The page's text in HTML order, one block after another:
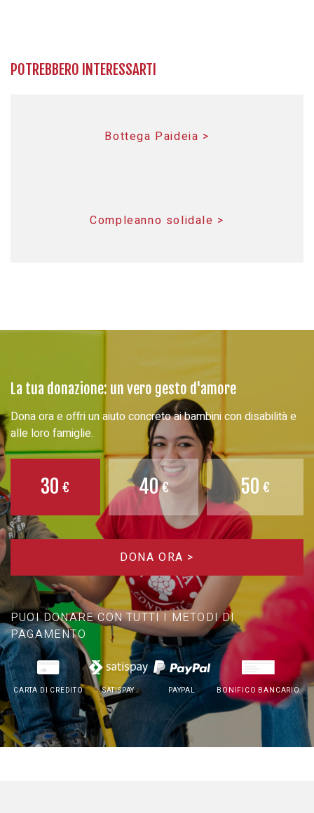
POTREBBERO INTERESSARTI
Bottega Paideia >
Compleanno solidale >
La tua donazione: un vero gesto d'amore
Dona ora e offri un aiuto concreto ai bambini con disabilità e
alle loro famiglie.
30 40 50
DONA ORA >
PUOI DONARE CON TUTTI I METODI DI
PAGAMENTO
CARTA DI CREDITO SATISPAY PAYPAL BONIFICO BANCARIO